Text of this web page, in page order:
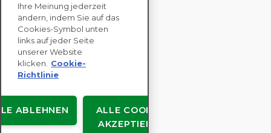
NACHHALTIGKEITS
BEWERTUNGEN
RESSOURCEN
ÜBER
Urheberrecht © EcoVadis
Benutzervereinbarungen
Ihre Meinung jederzeit
ändern, indem Sie auf das
Cookies-Symbol unten
links auf jeder Seite
unserer Website
klicken.
Cookie-
Richtlinie
ALLE COOKIES
AKZEPTIEREN
ABLEHNEN